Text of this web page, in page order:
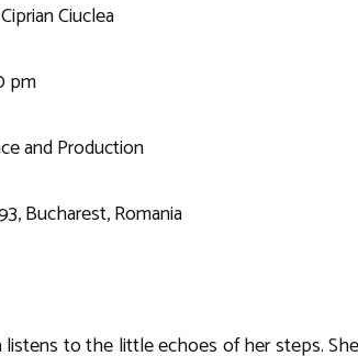
Ciuclea
pm
and Production
Bucharest, Romania
listens to the little echoes of her steps.